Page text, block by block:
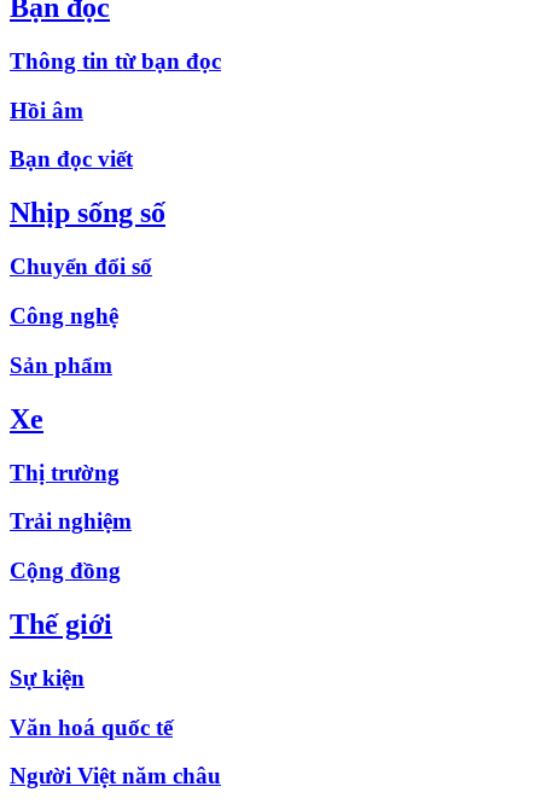
Bạn đọc
Thông tin từ bạn đọc
Hồi âm
Bạn đọc viết
Nhịp sống số
Chuyển đổi số
Công nghệ
Sản phẩm
Xe
Thị trường
Trải nghiệm
Cộng đồng
Thế giới
Sự kiện
Văn hoá quốc tế
Người Việt năm châu